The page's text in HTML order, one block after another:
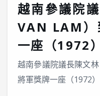
越南參議院
VAN LAM）
一座（1972）
越南參議院議長陳文
將軍獎牌一座（1972）